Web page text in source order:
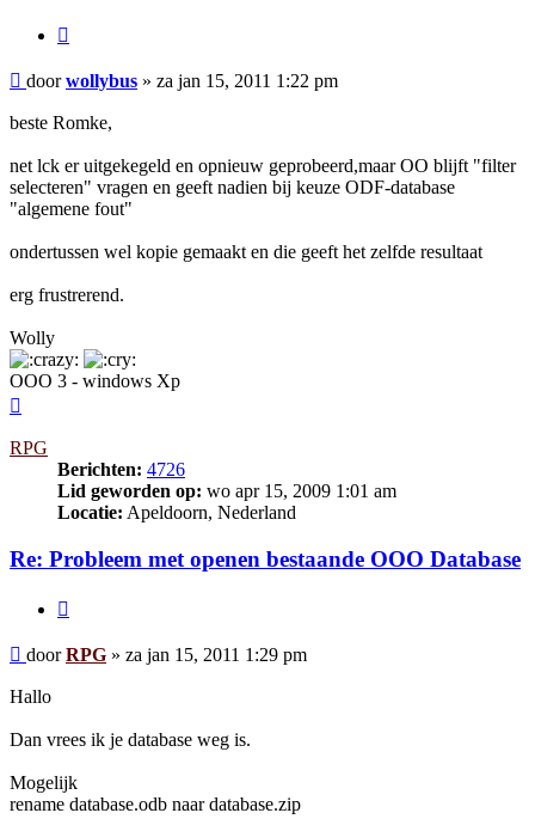
Bericht
doorwollybus » za jan 15, 2011 1:22 pm
beste Romke,
net lck er uitgekegeld en opnieuw geprobeerd,maar OO blijft "filter
selecteren" vragen en geeft nadien bij keuze ODF-database
"algemene fout"
ondertussen wel kopie gemaakt en die geeft het zelfde resultaat
erg frustrerend.
Wolly
OOO 3 - windows Xp
RPG
Berichten: 4726
Lid geworden op: wo apr 15, 2009 1:01 am
Locatie: Apeldoorn, Nederland
Re: Probleem met openen bestaande OOO Database
Bericht
doorRPG » za jan 15, 2011 1:29 pm
Hallo
Dan vrees ik je database weg is.
Mogelijk
rename database.odb naar database.zip